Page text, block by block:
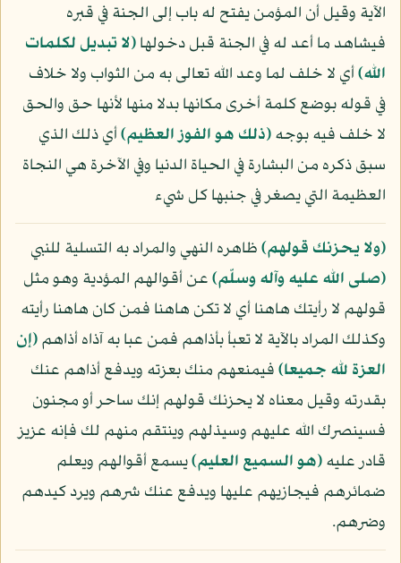
الآية وقيل أن المؤمن يفتح له باب إلى الجنة في قبره
فيشاهد ما أعد له في الجنة قبل دخولها﴿لا تبديل لكلمات
الله﴾أي لا خلف لما وعد الله تعالى به من الثواب ولا خلاف
في قوله بوضع كلمة أخرى مكانها بدلا منها لأنها حق والحق
لا خلف فيه بوجه﴿ذلك هو الفوز العظيم﴾أي ذلك الذي
سبق ذكره من البشارة في الحياة الدنيا وفي الآخرة هي النجاة
العظيمة التي يصغر في جنبها كل شيء
﴿ولا يحزنك قولهم﴾ظاهره النهي والمراد به التسلية للنبي
(صلى الله عليه وآله وسلّم)عن أقوالهم المؤدية وهو مثل
قولهم لا رأيتك هاهنا أي لا تكن هاهنا فمن كان هاهنا رأيته
وكذلك المراد بالآية لا تعبأ بأذاهم فمن عبا به آذاه أذاهم﴿إن
العزة لله جميعا﴾فيمنعهم منك بعزته ويدفع أذاهم عنك
بقدرته وقيل معناه لا يحزنك قولهم إنك ساحر أو مجنون
فسينصرك الله عليهم وسيذلهم وينتقم منهم لك فإنه عزيز
قادر عليه﴿هو السميع العليم﴾يسمع أقوالهم ويعلم
ضمائرهم فيجازيهم عليها ويدفع عنك شرهم ويرد كيدهم
وضرهم.